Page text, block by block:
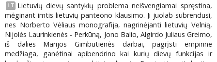
LT
Lietuvių dievų santykių problema neišvengiamai spręstina,
mėginant imtis lietuvių panteono klausimo. Ji juolab subrendusi,
nes Norberto Vėliaus monografija, nagrinėjanti lietuvių Velnią,
Nijolės Laurinkienės - Perkūną, Jono Balio, Algirdo Juliaus Greimo,
iš dalies Marijos Gimbutienės darbai, pagrįsti empirine
medžiaga, ganėtinai apibendrino kai kurių dievų funkcijas ir